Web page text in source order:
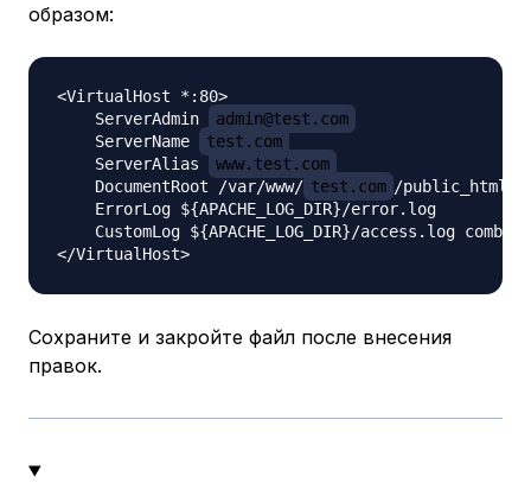
образом:
<VirtualHost *:80>
    ServerAdmin
admin@test.com
    ServerName
test.com
    ServerAlias
www.test.com
    DocumentRoot /var/www/
test.com /public_html
    ErrorLog ${APACHE_LOG_DIR}/error.log
CustomLog ${APACHE_LOG_DIR}/access.log
Сохраните и закройте файл после внесения
правок.